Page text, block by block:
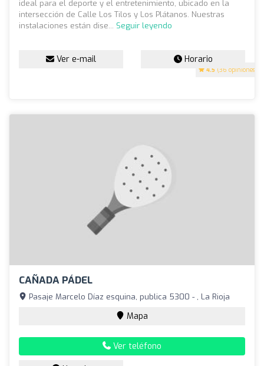
4.5 (36 opiniones)
ideal para el deporte y el entretenimiento, ubicado en la
intersección de Calle Los Tilos y Los Plátanos. Nuestras
instalaciones están dise... Seguir leyendo
Ver e-mail Horario
CAÑADA PÁDEL
Pasaje Marcelo Díaz esquina, publica 5300 - , La Rioja
Mapa
Ver teléfono